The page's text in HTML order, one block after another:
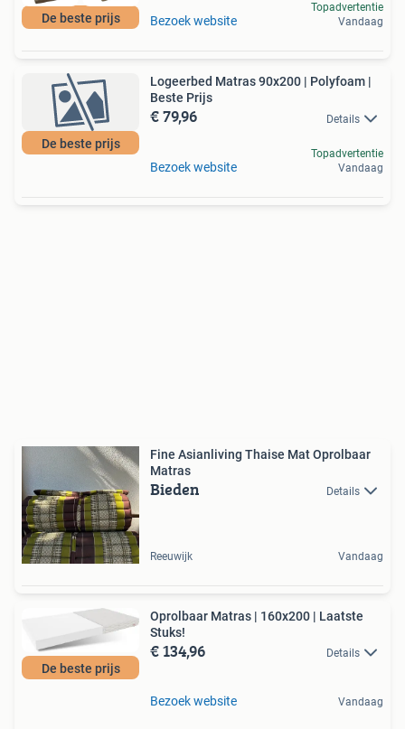
De beste prijs Bezoek website
Topadvertentie
Vandaag
De beste prijs
Logeerbed Matras 90x200 | Polyfoam |
Beste Prijs
€ 79,96 Details
Bezoek website
Topadvertentie
Vandaag
Fine Asianliving Thaise Mat Oprolbaar
Matras
Bieden Details
Reeuwijk Vandaag
De beste prijs
Oprolbaar Matras | 160x200 | Laatste
Stuks!
€ 134,96 Details
Bezoek website Vandaag